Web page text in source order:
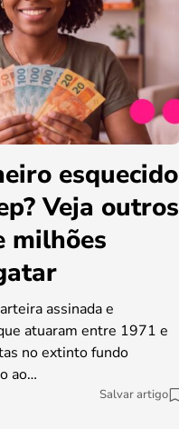
esquecido
Veja outros
milhões
assinada e
atuaram entre 1971 e
no extinto fundo
ao…
Salvar artigo